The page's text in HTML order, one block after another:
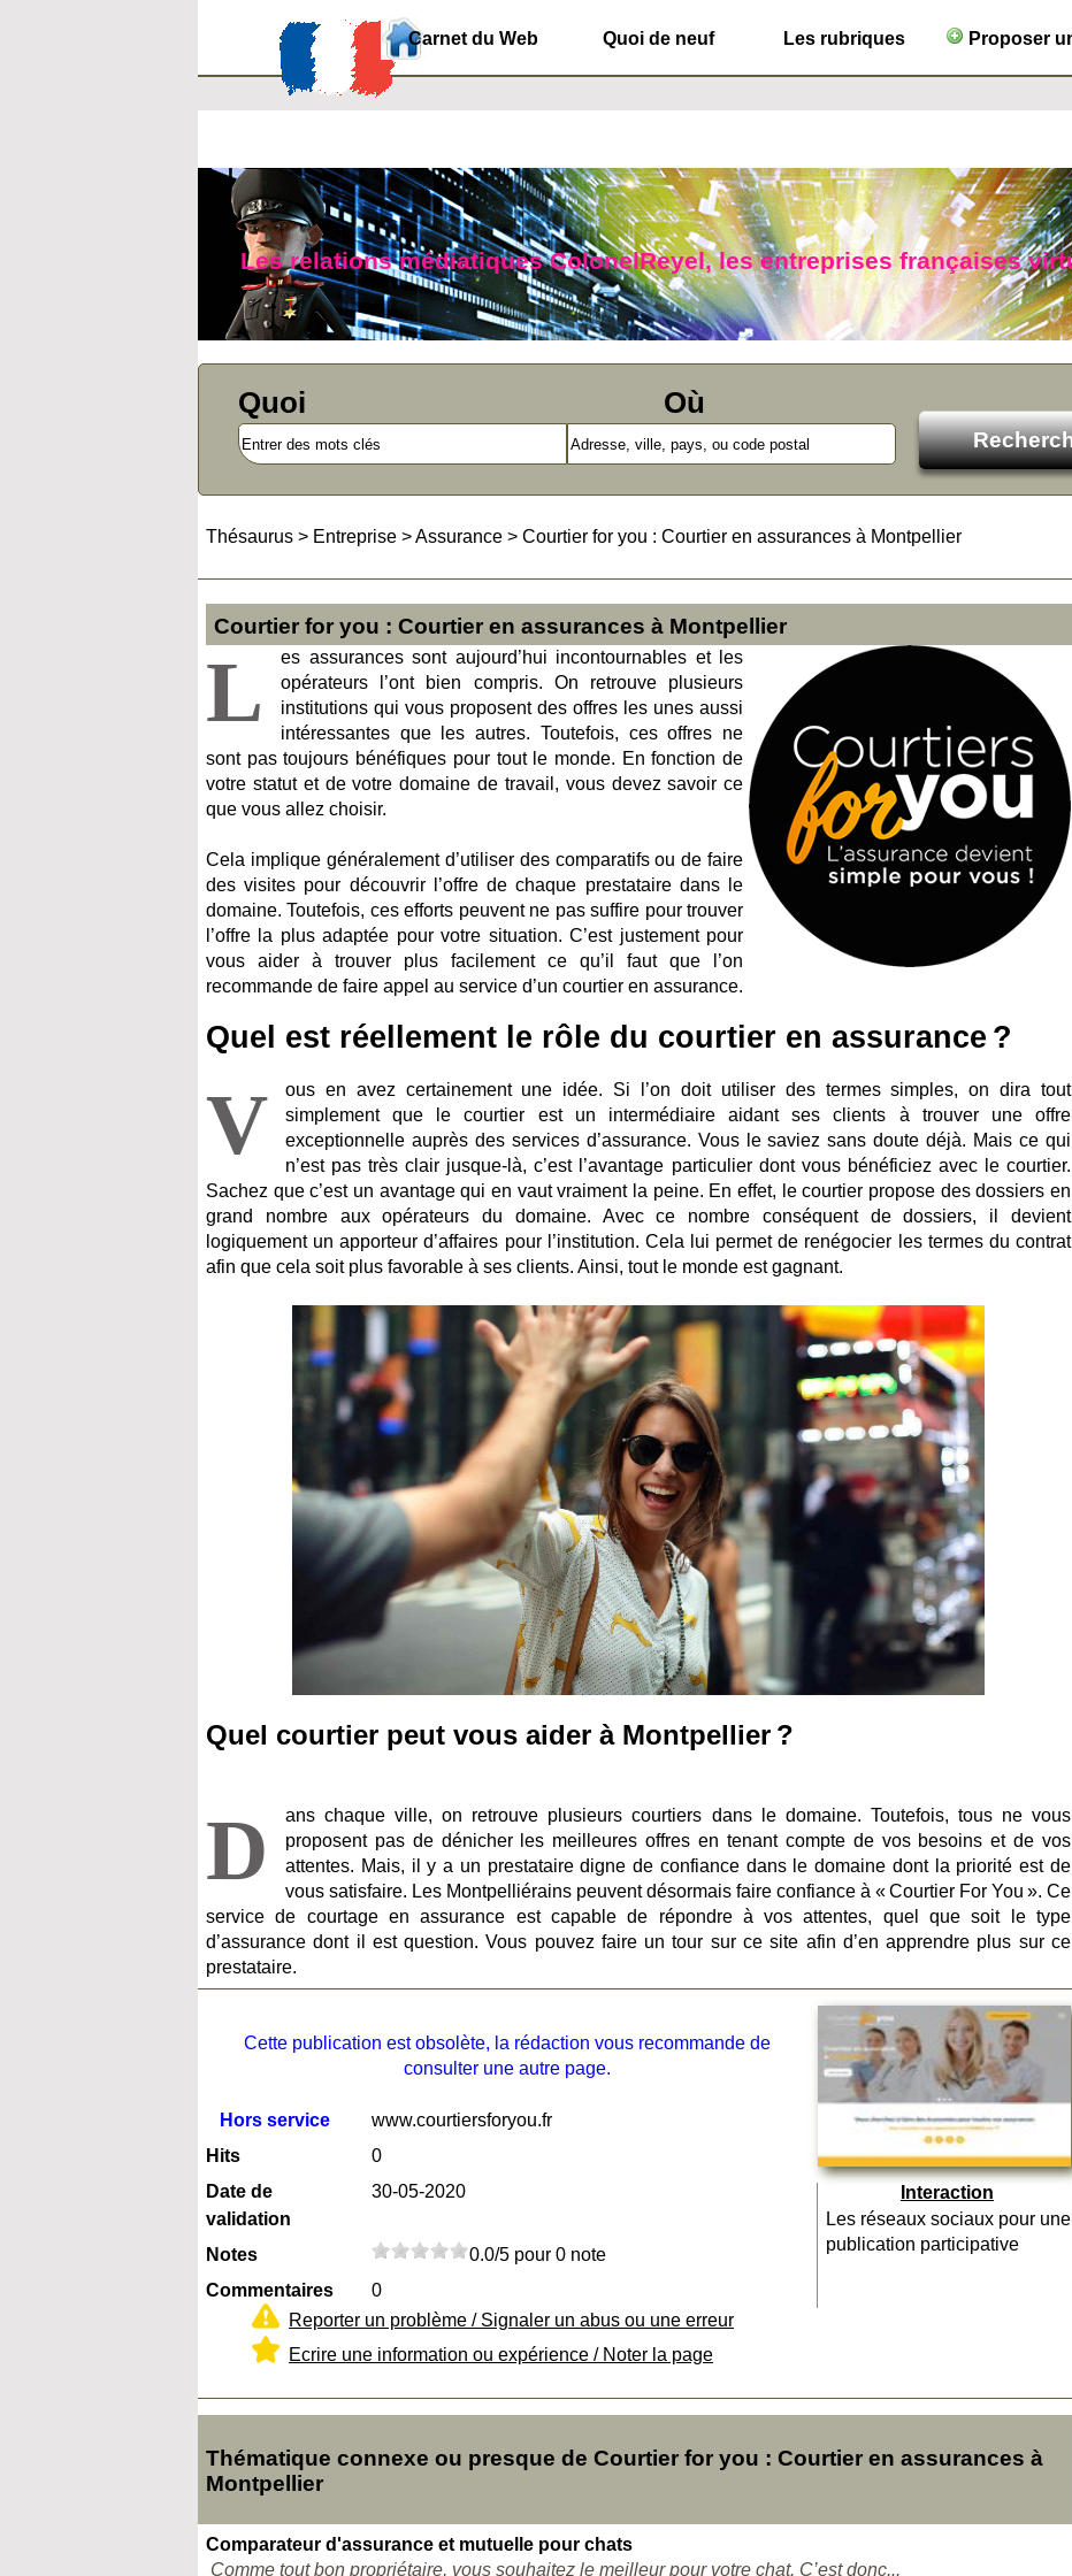
Carnet du Web Quoi de neuf Les rubriques Proposer
Les relations médiatiques ColonelReyel, les entreprises françaises
Quoi Où
Thésaurus > Entreprise >Assurance > Courtier for you : Courtier en assurances à Montpellier
Courtier for you : Courtier en assurances à Montpellier
L
es assurances sont aujourd’hui incontournables et les
opérateurs l’ont bien compris. On retrouve plusieurs
institutions qui vous proposent des offres les unes aussi
intéressantes que les autres. Toutefois, ces offres ne
sont pas toujours bénéfiques pour tout le monde. En fonction de
votre statut et de votre domaine de travail, vous devez savoir ce
que vous allez choisir.
Cela implique généralement d’utiliser des comparatifs ou de faire
des visites pour découvrir l’offre de chaque prestataire dans le
domaine. Toutefois, ces efforts peuvent ne pas suffire pour trouver
l’offre la plus adaptée pour votre situation. C’est justement pour
vous aider à trouver plus facilement ce qu’il faut que l’on
recommande de faire appel au service d’un courtier en assurance.
Quel est réellement le rôle du courtier en assurance ?
V
ous en avez certainement une idée. Si l’on doit utiliser des termes simples, on dira tout
simplement que le courtier est un intermédiaire aidant ses clients à trouver une offre
exceptionnelle auprès des services d’assurance. Vous le saviez sans doute déjà. Mais ce qui
n’est pas très clair jusque-là, c’est l’avantage particulier dont vous bénéficiez avec le courtier.
Sachez que c’est un avantage qui en vaut vraiment la peine. En effet, le courtier propose des dossiers en
grand nombre aux opérateurs du domaine. Avec ce nombre conséquent de dossiers, il devient
logiquement un apporteur d’affaires pour l’institution. Cela lui permet de renégocier les termes du contrat
afin que cela soit plus favorable à ses clients. Ainsi, tout le monde est gagnant.
Quel courtier peut vous aider à Montpellier ?
D
ans chaque ville, on retrouve plusieurs courtiers dans le domaine. Toutefois, tous ne vous
proposent pas de dénicher les meilleures offres en tenant compte de vos besoins et de vos
attentes. Mais, il y a un prestataire digne de confiance dans le domaine dont la priorité est de
vous satisfaire. Les Montpelliérains peuvent désormais faire confiance à « Courtier For You ». Ce
service de courtage en assurance est capable de répondre à vos attentes, quel que soit le type
d’assurance dont il est question. Vous pouvez faire un tour sur ce site afin d’en apprendre plus sur ce
prestataire.
Cette publication est obsolète, la rédaction vous recommande de
consulter une autre page.
Hors service
www.courtiersforyou.fr
Hits
0
Date de
validation
30-05-2020
Notes
0.0/5 pour 0 note
Commentaires
0
Reporter un problème / Signaler un abus ou une erreur
Ecrire une information ou expérience / Noter la page
Interaction
Les réseaux sociaux pour une
publication participative
Thématique connexe ou presque de Courtier for you : Courtier en assurances à
Montpellier
Comparateur d'assurance et mutuelle pour chats
Comme tout bon propriétaire, vous souhaitez le meilleur pour votre chat. C’est donc...